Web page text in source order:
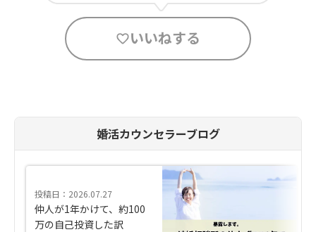
いいねする
婚活カウンセラーブログ
投稿日：2026.07.27
仲人が1年かけて、約100
万の自己投資した訳